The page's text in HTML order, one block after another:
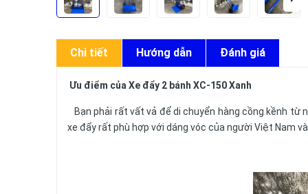
Chi tiết Hướng dẫn Đánh giá
Ưu điểm của Xe đẩy 2 bánh XC-150 Xanh
Bạn phải rất vất vả để di chuyển hàng cồng kềnh từ
xe đẩy rất phù hợp với dáng vóc của người Việt Nam